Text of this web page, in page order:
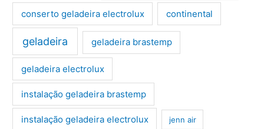
conserto geladeira electrolux continental
geladeira geladeira brastemp
geladeira electrolux
instalação geladeira brastemp
instalação geladeira electrolux jenn air